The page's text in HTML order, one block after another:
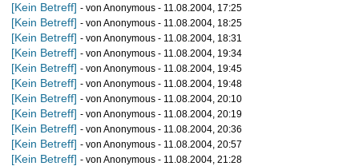
[Kein Betreff] - von Anonymous - 11.08.2004, 17:25
[Kein Betreff] - von Anonymous - 11.08.2004, 18:25
[Kein Betreff] - von Anonymous - 11.08.2004, 18:31
[Kein Betreff] - von Anonymous - 11.08.2004, 19:34
[Kein Betreff] - von Anonymous - 11.08.2004, 19:45
[Kein Betreff] - von Anonymous - 11.08.2004, 19:48
[Kein Betreff] - von Anonymous - 11.08.2004, 20:10
[Kein Betreff] - von Anonymous - 11.08.2004, 20:19
[Kein Betreff] - von Anonymous - 11.08.2004, 20:36
[Kein Betreff] - von Anonymous - 11.08.2004, 20:57
[Kein Betreff] - von Anonymous - 11.08.2004, 21:28